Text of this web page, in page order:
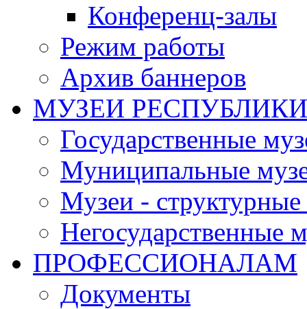
Конференц-залы
Режим работы
Архив баннеров
МУЗЕИ РЕСПУБЛИКИ
Государственные
Муниципальные
Музеи - структурные
Негосударственные
ПРОФЕССИОНАЛАМ
Документы